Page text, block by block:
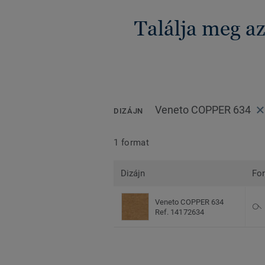
Találja meg
DIZÁJN Veneto COPPER 634
1 format
Dizájn
Veneto COPPER 634
Ref. 14172634